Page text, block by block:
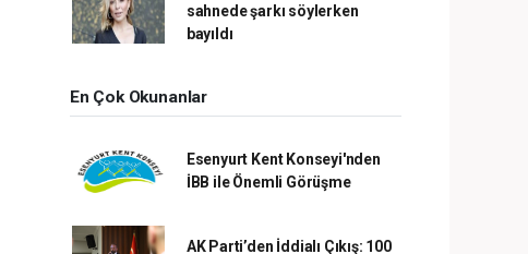
sahnede şarkı söylerken
bayıldı
En Çok Okunanlar
Esenyurt Kent Konseyi'nden
İBB ile Önemli Görüşme
AK Parti’den İddialı Çıkış: 100